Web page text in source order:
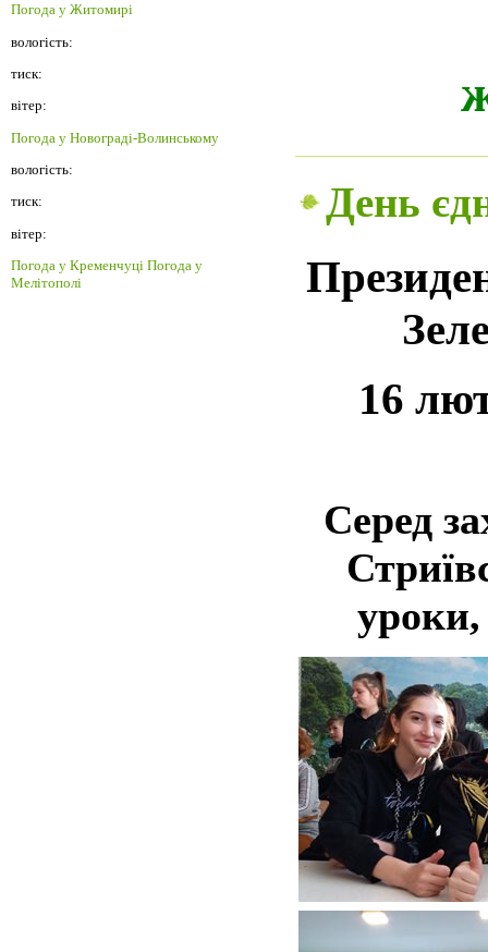
Погода у Житомирі
вологість:
тиск:
вітер:
Погода у Новограді-Волинському
вологість:
тиск:
вітер:
Погода у Кременчуці Погода у
Мелітополі
День
16
Серед